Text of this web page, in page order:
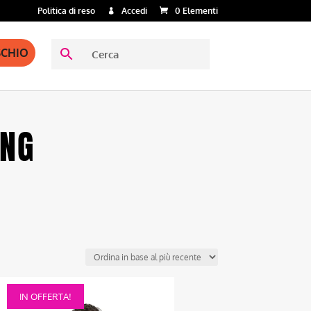
Politica di reso Accedi 0 Elementi
IN OFFERTA!
Questo
prodotto